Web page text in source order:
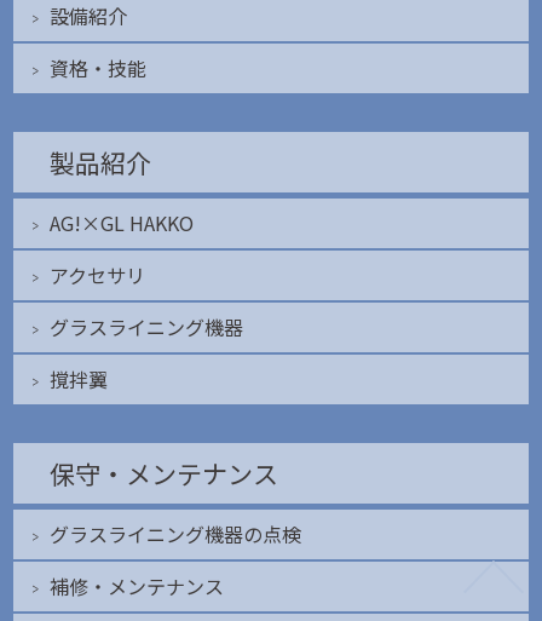
設備紹介
資格・技能
製品紹介
AG!×GL HAKKO
アクセサリ
グラスライニング機器
撹拌翼
保守・メンテナンス
グラスライニング機器の点検
補修・メンテナンス